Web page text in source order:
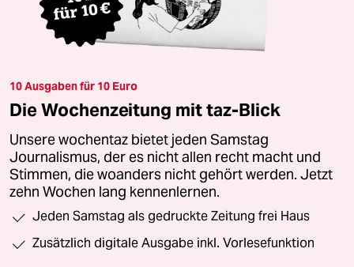
10 Ausgaben für 10 Euro
Die Wochenzeitung mit taz-Blick
Unsere wochentaz bietet jeden Samstag
Journalismus, der es nicht allen recht macht und
Stimmen, die woanders nicht gehört werden. Jetzt
zehn Wochen lang kennenlernen.
Jeden Samstag als gedruckte Zeitung frei Haus
Zusätzlich digitale Ausgabe inkl. Vorlesefunktion